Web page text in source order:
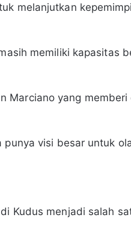
melanjutkan
memiliki kapasitas
Marciano yang memberi
punya visi besar untuk
Kudus menjadi salah